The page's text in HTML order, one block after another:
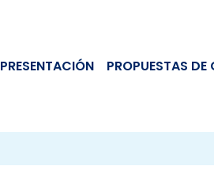
PRESENTACIÓN PROPUESTAS DE